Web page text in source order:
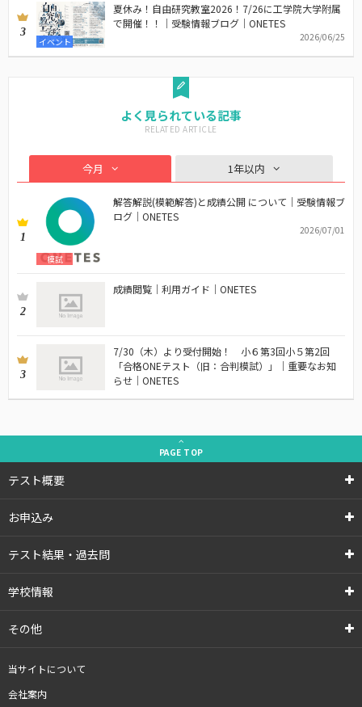
3
イベント
夏休み！自由研究教室2026！7/26に工学院大学附属
で開催！！｜受験情報ブログ｜ONETES
2026/06/25
よく見られている記事
今月 1年以内
1
模試
解答解説(模範解答)と成績公開 について｜受験情報ブ
ログ｜ONETES
2026/07/01
2
成績閲覧｜利用ガイド｜ONETES
3
7/30（木）より受付開始！ 小６第3回小５第2回
「合格ONEテスト（旧：合判模試）」｜重要なお知
らせ｜ONETES
PAGE TOP
テスト概要
お申込み
テスト結果・過去問
学校情報
その他
当サイトについて
会社案内